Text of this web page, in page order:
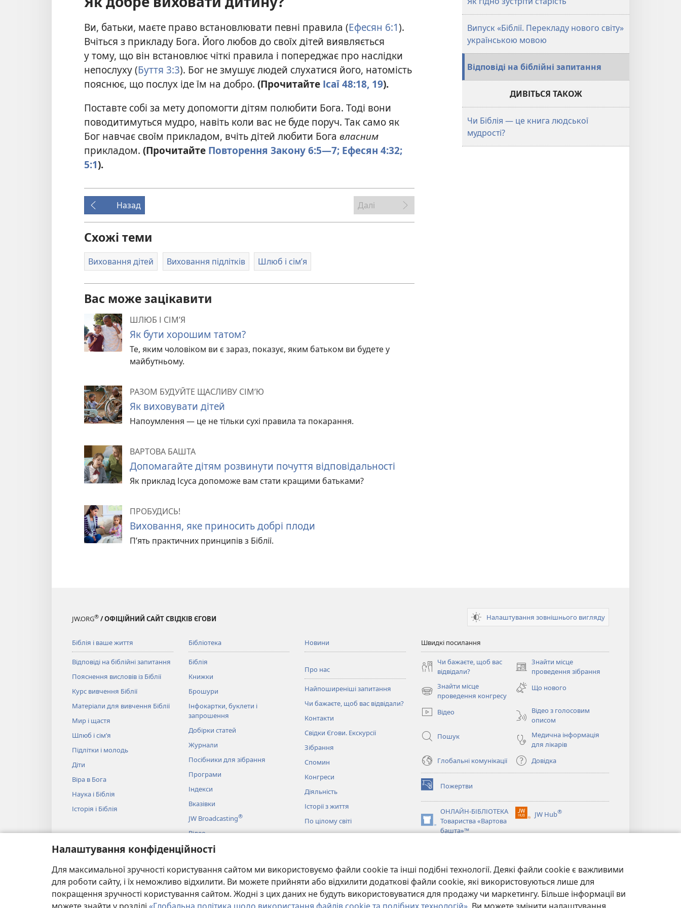
Налаштування конфіденційності
Для максимальної зручності користування сайтом ми використовуємо файли cookie та інші подібні технології. Деякі файли cookie є важливими
для роботи сайту, і їх неможливо відхилити. Ви можете прийняти або відхилити додаткові файли cookie, які використовуються лише для
покращення зручності користування сайтом. Жодні з цих даних не будуть використовуватися для продажу чи маркетингу. Більше інформації ви
Ви, батьки, маєте право встановлювати певні правила (Ефесян 6:1).
Вчіться з прикладу Бога. Його любов до своїх дітей виявляється
у тому, що він встановлює чіткі правила і попереджає про наслідки
непослуху (Буття 3:3). Бог не змушує людей слухатися його, натомість
пояснює, що послух іде їм на добро. (Прочитайте Ісаї 48:18, 19).
Поставте собі за мету допомогти дітям полюбити Бога. Тоді вони
поводитимуться мудро, навіть коли вас не буде поруч. Так само як
Бог навчає своїм прикладом, вчіть дітей любити Бога власним
прикладом. (Прочитайте Повторення Закону 6:5—7; Ефесян 4:32;
5:1).
Назад Далі
Схожі теми
Виховання дітей Виховання підлітків Шлюб і сім’я
Вас може зацікавити
ШЛЮБ І СІМ’Я
Як бути хорошим татом?
Те, яким чоловіком ви є зараз, показує, яким батьком ви будете у
майбутньому.
РАЗОМ БУДУЙТЕ ЩАСЛИВУ СІМ’Ю
Як виховувати дітей
Напоумлення — це не тільки сухі правила та покарання.
ВАРТОВА БАШТА
Допомагайте дітям розвинути почуття відповідальності
Як приклад Ісуса допоможе вам стати кращими батьками?
ПРОБУДИСЬ!
Виховання, яке приносить добрі плоди
П’ять практичних принципів з Біблії.
Випуск «Біблії. Перекладу нового світу»
українською мовою
Відповіді на біблійні запитання
ДИВІТЬСЯ ТАКОЖ
Чи Біблія — це книга людської
мудрості?
JW.ORG® / ОФІЦІЙНИЙ САЙТ СВІДКІВ ЄГОВИ Налаштування зовнішнього вигляду
Біблія і ваше життя
Відповіді на біблійні запитання
Пояснення висловів із Біблії
Курс вивчення Біблії
Матеріали для вивчення Біблії
Мир і щастя
Шлюб і сім’я
Підлітки і молодь
Діти
Віра в Бога
Наука і Біблія
Історія і Біблія
Бібліотека
Біблія
Книжки
Брошури
Інфокартки, буклети і
запрошення
Добірки статей
Журнали
Посібники для зібрання
Програми
Індекси
Вказівки
JW Broadcasting®
Відео
Музика
Художнє читання Біблії
Новини
Про нас
Найпоширеніші запитання
Чи бажаєте, щоб вас відвідали?
Контакти
Свідки Єгови. Екскурсії
Зібрання
Спомин
Конгреси
Діяльність
Історії з життя
По цілому світі
Швидкі посилання
Чи бажаєте, щоб вас
відвідали?
Знайти місце
проведення зібрання
(відкривається
новому
Знайти місце
проведення конгресу
(відкривається
новому
Що нового
Відео
Відео з голосовим
описом
Пошук
Медична інформація
для лікарів
Глобальні комунікації
Довідка
Пожертви
(відкривається
у
новому
вікні)
ОНЛАЙН-БІБЛІОТЕКА
Товариства «Вартова
башта»™
(відкривається
у
JW Hub®
(відкривається